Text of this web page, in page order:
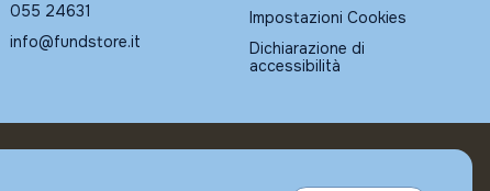
055 24631
info@fundstore.it
Impostazioni Cookies
Dichiarazione di
accessibilità